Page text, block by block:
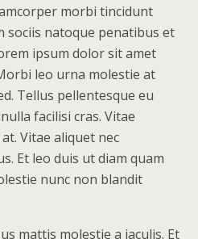
morbi tincidunt
sociis natoque penatibus et
ipsum dolor sit amet
leo urna molestie at
Tellus pellentesque eu
facilisi cras. Vitae
Vitae aliquet nec
Et leo duis ut diam quam
nunc non blandit
mattis molestie a iaculis. Et